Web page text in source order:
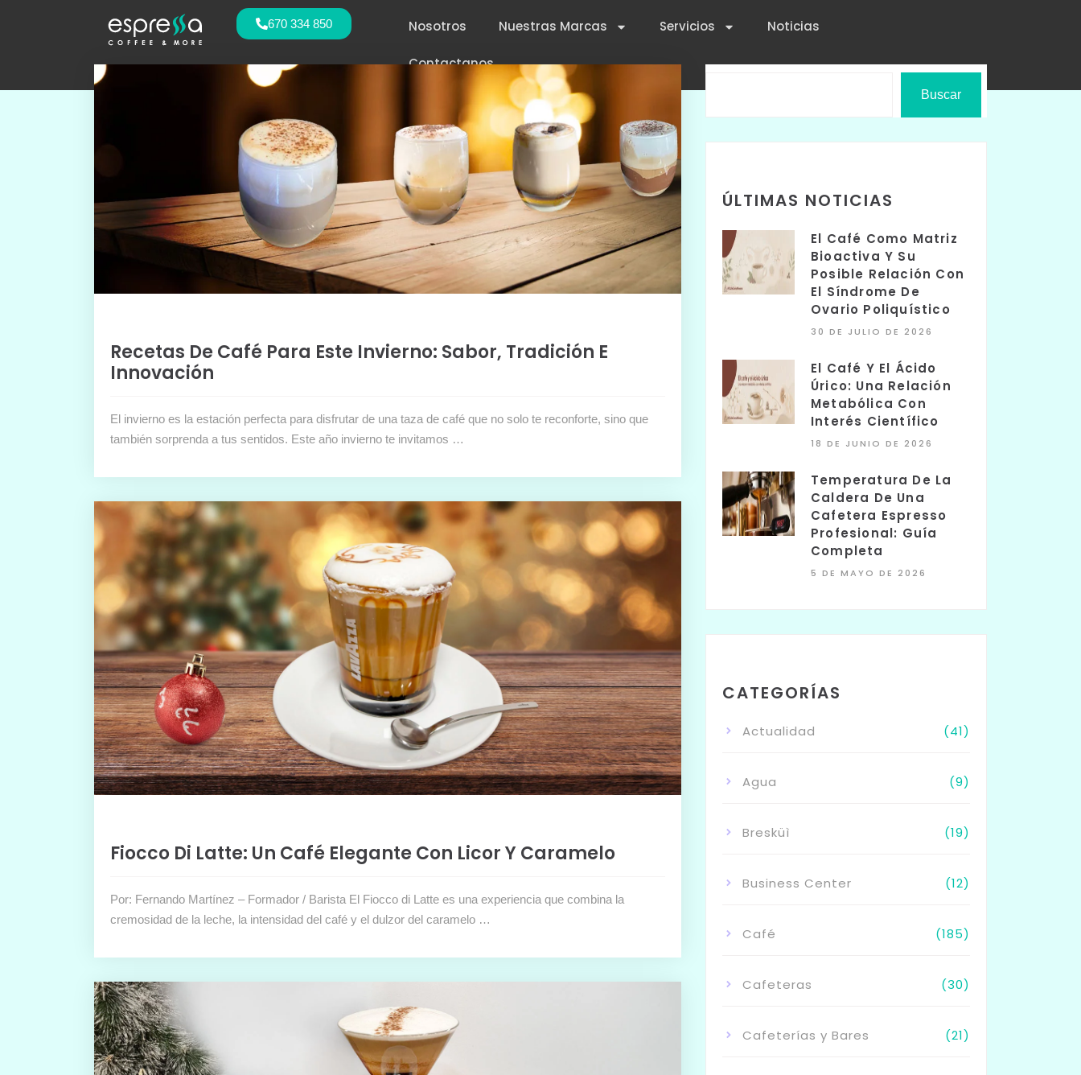
670 334 850 Nosotros Nuestras Marcas Servicios Noticias
Contactanos
Recetas De Café Para Este Invierno: Sabor, Tradición E
Innovación
El invierno es la estación perfecta para disfrutar de una taza de café que no solo te reconforte, sino que
también sorprenda a tus sentidos. Este año invierno te invitamos …
Fiocco Di Latte: Un Café Elegante Con Licor Y Caramelo
Por: Fernando Martínez – Formador / Barista El Fiocco di Latte es una experiencia que combina la
cremosidad de la leche, la intensidad del café y el dulzor del caramelo …
Buscar
ÚLTIMAS NOTICIAS
El Café Como Matriz
Bioactiva Y Su
Posible Relación Con
El Síndrome De
Ovario Poliquístico
30 DE JULIO DE 2026
El Café Y El Ácido
Úrico: Una Relación
Metabólica Con
Interés Científico
18 DE JUNIO DE 2026
Temperatura De La
Caldera De Una
Cafetera Espresso
Profesional: Guía
Completa
5 DE MAYO DE 2026
CATEGORÍAS
Actualidad (41)
Agua (9)
Bresküì (19)
Business Center (12)
Café (185)
Cafeteras (30)
Cafeterías y Bares (21)